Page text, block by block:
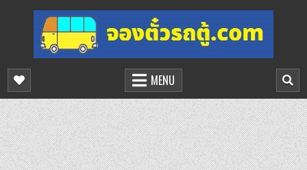
content
จองตั๋วรถตู้ออนไลน์
บริการจองตั๋วรถตู้ออนไลน์
MENU